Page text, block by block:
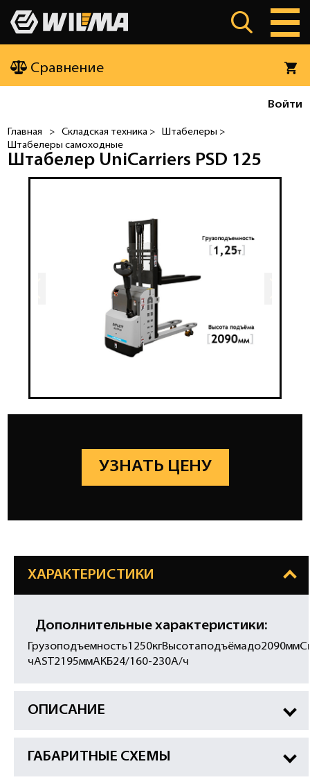
Сравнение
Войти
Главная > Складская техника >
Штабелеры >
Штабелеры самоходные
Штабелер UniCarriers PSD 125
УЗНАТЬ ЦЕНУ
ХАРАКТЕРИСТИКИ
Дополнительные характеристики:
чAST2195ммАКБ24/160-230А/ч
ОПИСАНИЕ
ГАБАРИТНЫЕ СХЕМЫ